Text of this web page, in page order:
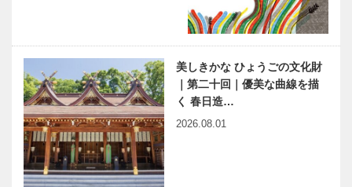
美しきかな ひょうごの文化財
｜第二十回｜優美な曲線を描
く 春日造…
2026.08.01